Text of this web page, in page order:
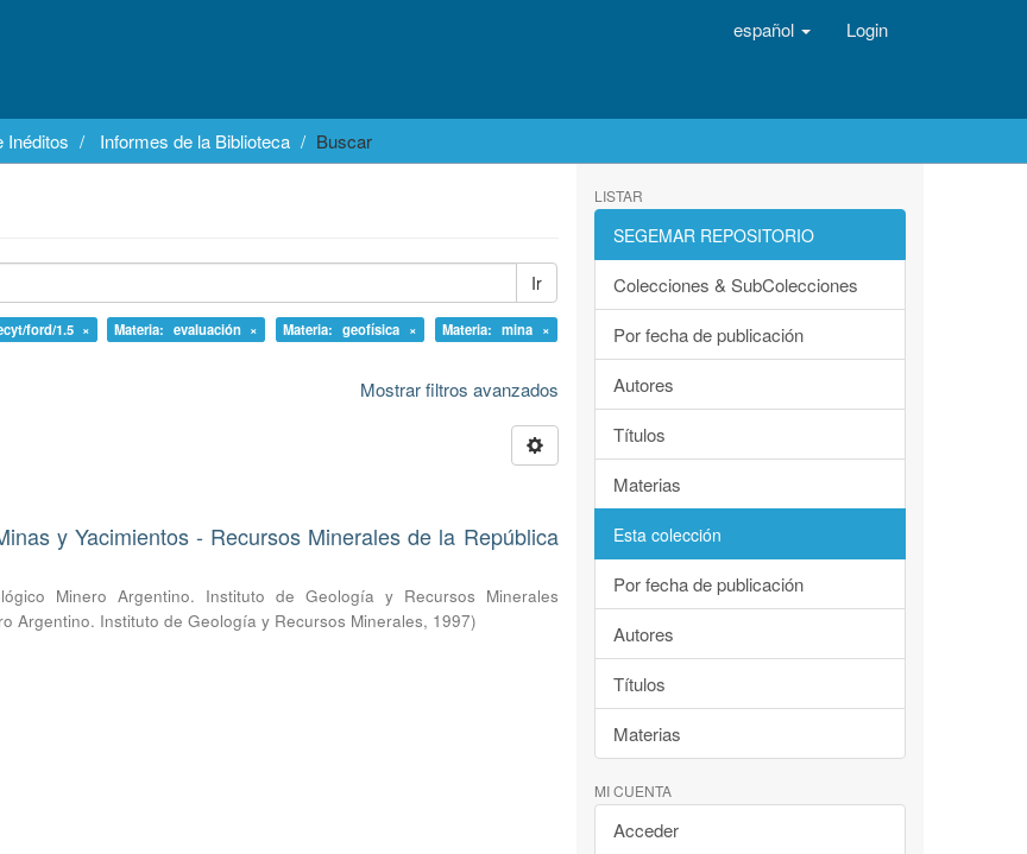
español Login
Inéditos Informes de la Biblioteca Buscar
Ir
ford/1.5 × Materia: evaluación × Materia: geofísica ×
Materia: mina ×
Mostrar filtros avanzados
y Yacimientos - Recursos Minerales de la República
Minero Argentino. Instituto de Geología y Recursos Minerales
Argentino. Instituto de Geología y Recursos Minerales, 1997)
LISTAR
SEGEMAR REPOSITORIO
Colecciones & SubColecciones
Por fecha de publicación
Autores
Títulos
Materias
Esta colección
Por fecha de publicación
Autores
Títulos
Materias
MI CUENTA
Acceder